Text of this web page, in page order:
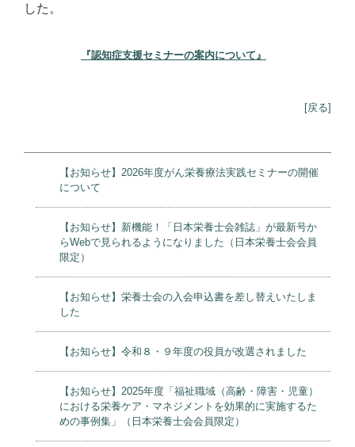
した。
『認知症支援セミナーの案内について』
[戻る]
【お知らせ】2026年度がん栄養療法実践セミナーの開催
について
【お知らせ】新機能！「日本栄養士会雑誌」が最新号か
らWebで見られるようになりました（日本栄養士会会員
限定）
【お知らせ】栄養士会の入会申込書を差し替えいたしま
した
【お知らせ】令和８・９年度の役員が改選されました
【お知らせ】2025年度「福祉職域（高齢・障害・児童）
における栄養ケア・マネジメントを効果的に実施するた
めの事例集」（日本栄養士会会員限定）